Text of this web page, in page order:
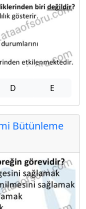
D E
Bütünleme